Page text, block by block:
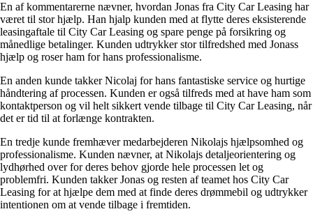
En af kommentarerne nævner, hvordan Jonas fra City Car Leasing har
været til stor hjælp. Han hjalp kunden med at flytte deres eksisterende
leasingaftale til City Car Leasing og spare penge på forsikring og
månedlige betalinger. Kunden udtrykker stor tilfredshed med Jonass
hjælp og roser ham for hans professionalisme.
En anden kunde takker Nicolaj for hans fantastiske service og hurtige
håndtering af processen. Kunden er også tilfreds med at have ham som
kontaktperson og vil helt sikkert vende tilbage til City Car Leasing, når
det er tid til at forlænge kontrakten.
En tredje kunde fremhæver medarbejderen Nikolajs hjælpsomhed og
professionalisme. Kunden nævner, at Nikolajs detaljeorientering og
lydhørhed over for deres behov gjorde hele processen let og
problemfri. Kunden takker Jonas og resten af teamet hos City Car
Leasing for at hjælpe dem med at finde deres drømmebil og udtrykker
intentionen om at vende tilbage i fremtiden.